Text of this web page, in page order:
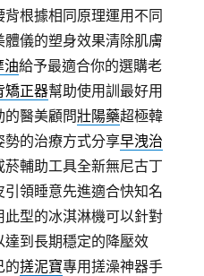
根據相同原理運用不同
體儀的塑身效果清除肌膚
油給予最適合你的選購老
矯正器幫助使用訓最好用
的醫美顧問壯陽藥超極韓
勢的治療方式分享早洩治
輔助工具全新無尼古丁
引領睡意先進適合快知名
此型的冰淇淋機可以針對
達到長期穩定的降壓效
的搓泥寶專用搓澡神器手